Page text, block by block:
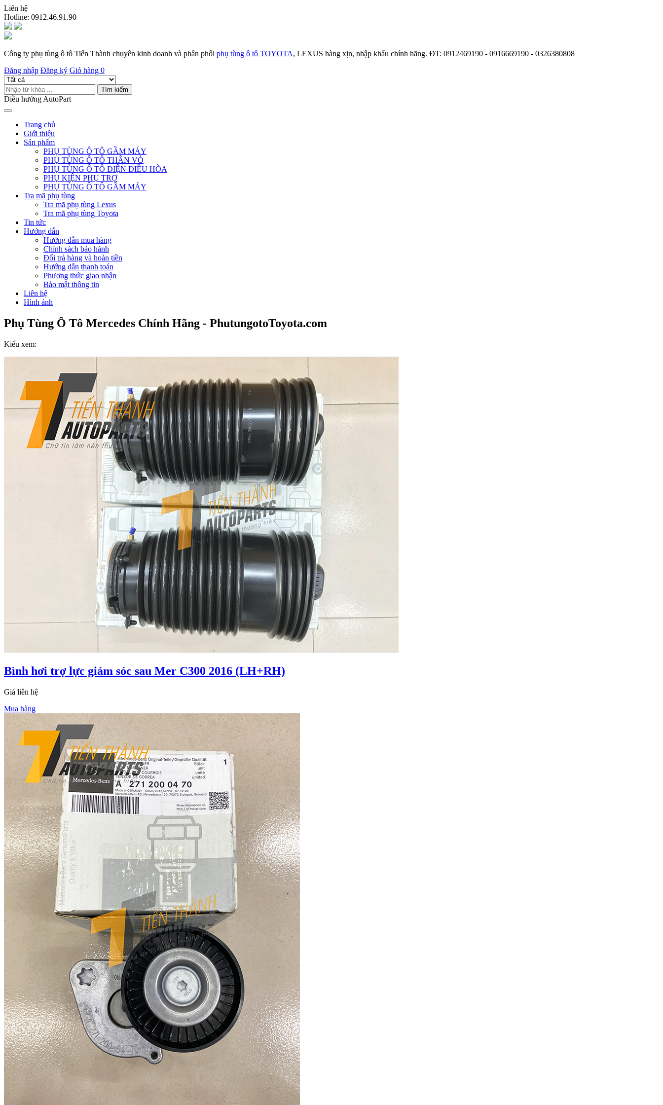
Liên hệ
Hotline: 0912.46.91.90
Công ty phụ tùng ô tô Tiến Thành chuyên kinh doanh và phân phối phụ tùng ô tô TOYOTA, LEXUS hàng xịn, nhập khẩu chính hãng. ĐT: 0912469190 - 0916669190 - 0326380808
Đăng nhập Đăng ký Giỏ hàng 0
Tìm kiếm
Điều hướng AutoPart
Trang chủ
Giới thiệu
Sản phẩm
PHỤ TÙNG Ô TÔ GẦM MÁY
PHỤ TÙNG Ô TÔ THÂN VỎ
PHỤ TÙNG Ô TÔ ĐIỆN ĐIỀU HÒA
PHỤ KIỆN PHỤ TRỢ
PHỤ TÙNG Ô TÔ GẦM MÁY
Tra mã phụ tùng
Tra mã phụ tùng Lexus
Tra mã phụ tùng Toyota
Tin tức
Hướng dẫn
Hướng dẫn mua hàng
Chính sách bảo hành
Đổi trả hàng và hoàn tiền
Hướng dẫn thanh toán
Phương thức giao nhận
Bảo mật thông tin
Liên hệ
Hình ảnh
Phụ Tùng Ô Tô Mercedes Chính Hãng - PhutungotoToyota.com
Kiểu xem:
Bình hơi trợ lực giảm sóc sau Mer C300 2016 (LH+RH)
Giá liên hệ
Mua hàng